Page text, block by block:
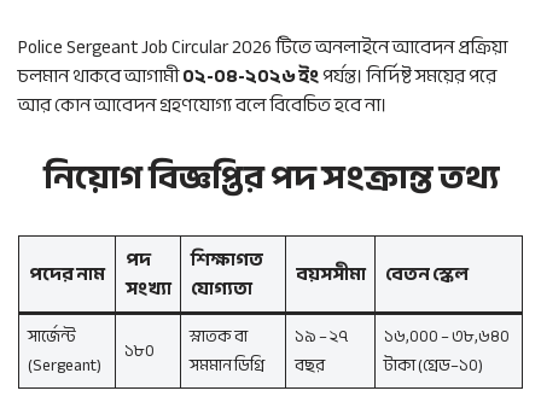
Police Sergeant Job Circular 2026 টিতে অনলাইনে আবেদন প্রক্রিয়া
চলমান থাকবে আগামী০২-০৪-২০২৬ ইংপর্যন্ত। নির্দিষ্ট সময়ের পরে
আর কোন আবেদন গ্রহণযোগ্য বলে বিবেচিত হবে না।
নিয়োগ বিজ্ঞপ্তির পদ সংক্রান্ত তথ্য
পদের নাম
পদ
সংখ্যা
শিক্ষাগত
যোগ্যতা
বয়সসীমা বেতন স্কেল
সার্জেন্ট
(Sergeant)
১৮০
স্নাতক বা
সমমান ডিগ্রি
১৯ – ২৭
বছর
১৬,০০০ – ৩৮,৬৪০
টাকা (গ্রেড–১০)